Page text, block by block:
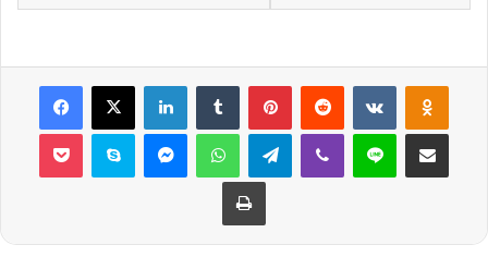
Facebook
X LinkedInTumblr PinterestReddit VKontakte
Pocket Skype MessengerWhatsAppTelegramViber Line E-Posta ile
Yazdır